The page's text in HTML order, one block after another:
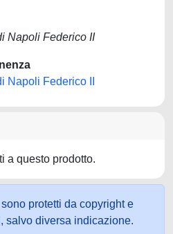
Napoli Federico II
Napoli Federico II
a questo prodotto.
protetti da copyright e
salvo diversa indicazione.